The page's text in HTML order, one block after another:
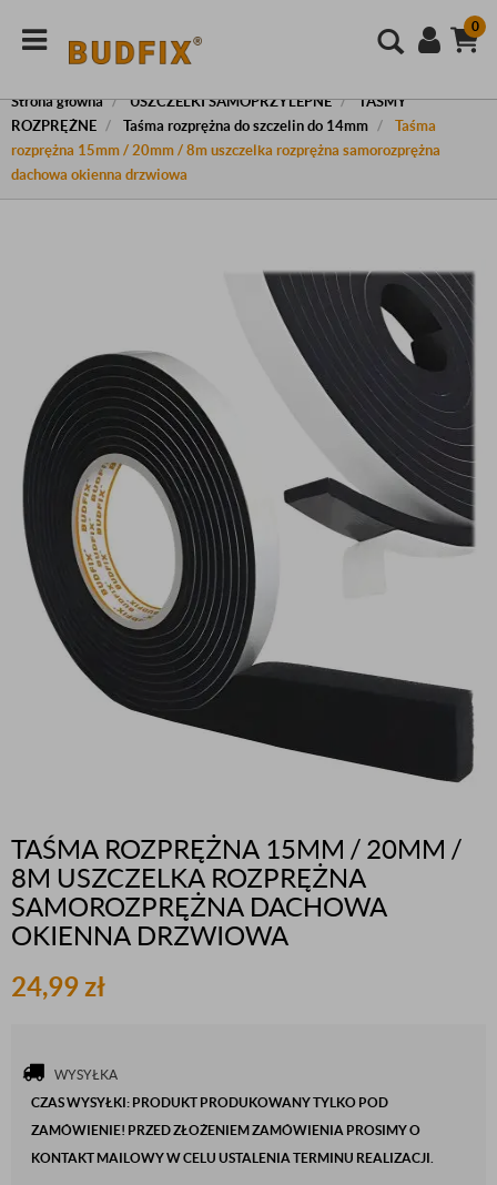
0
Strona główna USZCZELKI SAMOPRZYLEPNE
TAŚMY
ROZPRĘŻNE
Taśma rozprężna do szczelin do 14mm
Taśma
rozprężna 15mm / 20mm / 8m uszczelka rozprężna samorozprężna
dachowa okienna drzwiowa
TAŚMA ROZPRĘŻNA 15MM / 20MM /
8M USZCZELKA ROZPRĘŻNA
SAMOROZPRĘŻNA DACHOWA
OKIENNA DRZWIOWA
24,99zł
WYSYŁKA
CZAS WYSYŁKI: PRODUKT PRODUKOWANY TYLKO POD
ZAMÓWIENIE! PRZED ZŁOŻENIEM ZAMÓWIENIA PROSIMY O
KONTAKT MAILOWY W CELU USTALENIA TERMINU REALIZACJI.